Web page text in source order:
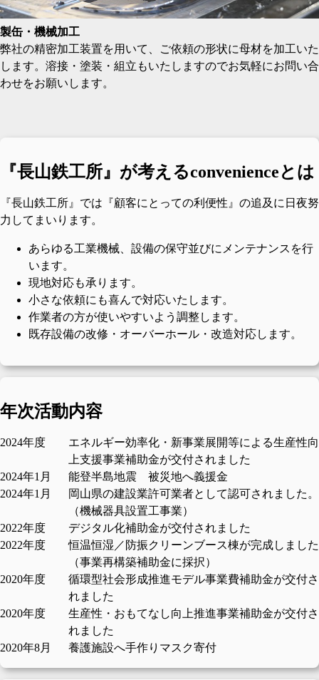
製缶・機械加工
弊社の精密加工装置を用いて、ご依頼の形状に母材を加工いた
します。溶接・塗装・組立もいたしますのでお気軽にお問い合
わせをお願いします。
『長山鉄工所』が考えるconvenienceとは
『長山鉄工所』では『顧客にとっての利便性』の追及に日夜努
力してまいります。
あらゆる工業機械、設備の保守並びにメンテナンスを行
います。
現地対応も承ります。
小さな依頼にも喜んで対応いたします。
作業者の方が使いやすいよう調整します。
既存設備の改修・オーバーホール・改造対応します。
年次活動内容
2024年度
エネルギー効率化・新事業展開等による生産性向
上支援事業補助金が交付されました
2024年1月
能登半島地震 被災地へ義援金
2024年1月
岡山県の建設業許可業者として認可されました。
（機械器具設置工事業）
2022年度
デジタル化補助金が交付されました
2022年度
恒温恒湿／防振クリーンブース棟が完成しました
（事業再構築補助金に採択）
2020年度
循環型社会形成推進モデル事業費補助金が交付さ
れました
2020年度
生産性・おもてなし向上推進事業補助金が交付さ
れました
2020年8月
養護施設へ手作りマスク寄付